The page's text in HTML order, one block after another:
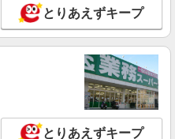
2125円 ＜日払い有/週払い有/交
ン代含む)＞
町
詳細を見る
とりあえずキープ
とりあえずキープ